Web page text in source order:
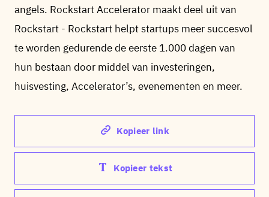
angels. Rockstart Accelerator maakt deel uit van
Rockstart - Rockstart helpt startups meer succesvol
te worden gedurende de eerste 1.000 dagen van
hun bestaan door middel van investeringen,
huisvesting, Accelerator’s, evenementen en meer.
Kopieer link
Kopieer tekst